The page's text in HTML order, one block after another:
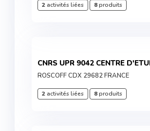
2activités liées 8produits
CNRS UPR 9042 CENTRE
ROSCOFF CDX 29682 FRANCE
2activités liées 8produits